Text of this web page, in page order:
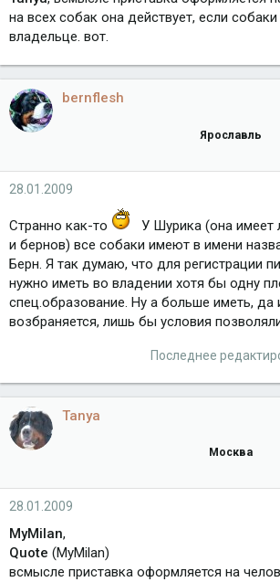
на всех собак она действует, если
владельце. вот.
bernflesh
Ярославль
28.01.2009
Странно как-то
У Шурика (она имеет
и бернов) все собаки имеют в имени
Берн. Я так думаю, что для регистрации
нужно иметь во владении хотя бы одну
спец.образование. Ну а больше иметь, да
возбраняется, лишь бы условия
Последнее
Tanya
Москва
28.01.2009
MyMilan,
Quote (MyMilan)
всмысле приставка оформляется на